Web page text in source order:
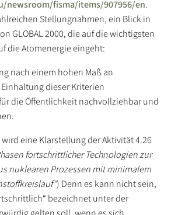
newsroom/fisma/items/907956/en.
Stellungnahmen, ein Blick in
GLOBAL 2000, die auf die wichtigsten
die Atomenergie eingeht:
nach einem hohen Maß an
dieser Kriterien
die Öffentlichkeit nachvollziehbar und
eine Klarstellung der Aktivität 4.26
fortschrittlicher Technologien zur
nuklearen Prozessen mit minimalem
) Denn es kann nicht sein,
bezeichnet unter der